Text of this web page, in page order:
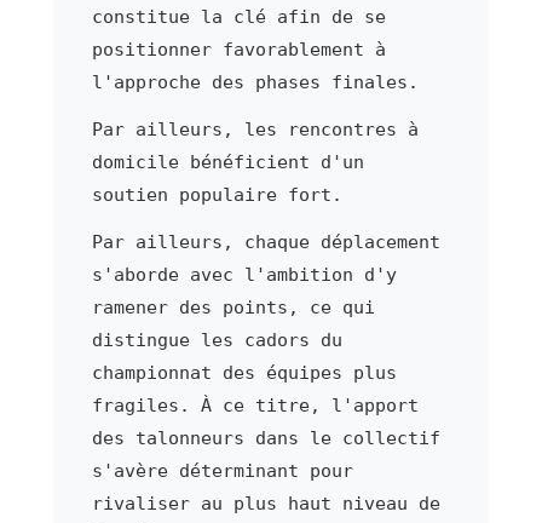
constitue la clé afin de se
positionner favorablement à
l'approche des phases finales.
Par ailleurs, les rencontres à
domicile bénéficient d'un
soutien populaire fort.
Par ailleurs, chaque déplacement
s'aborde avec l'ambition d'y
ramener des points, ce qui
distingue les cadors du
championnat des équipes plus
fragiles. À ce titre, l'apport
des talonneurs dans le collectif
s'avère déterminant pour
rivaliser au plus haut niveau de